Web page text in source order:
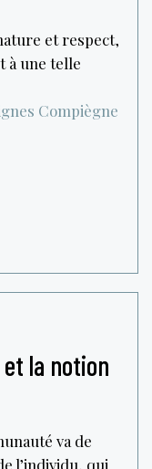
et respect,
à une telle
Compiègne
la notion
va de
l’individu, qui